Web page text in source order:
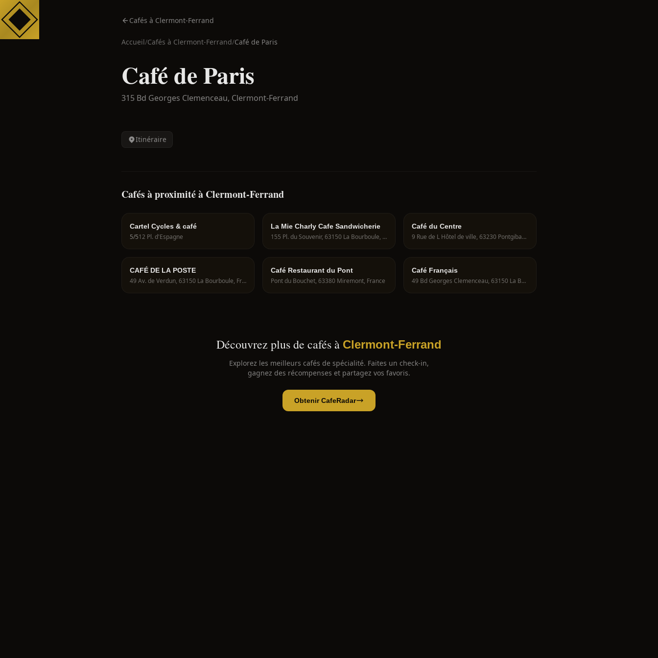
Cafés à Clermont-Ferrand
Accueil/Cafés à Clermont-Ferrand/Café de Paris
Café de Paris
315 Bd Georges Clemenceau, Clermont-Ferrand
Itinéraire
Cafés à proximité à Clermont-Ferrand
Cartel Cycles & café
5/512 Pl. d'Espagne
La Mie Charly Cafe Sandwicherie
155 Pl. du Souvenir, 63150 La Bourboule, France
Café du Centre
9 Rue de L Hôtel de ville, 63230 Pontgibaud, France
CAFÉ DE LA POSTE
49 Av. de Verdun, 63150 La Bourboule, France
Café Restaurant du Pont
Pont du Bouchet, 63380 Miremont, France
Café Français
49 Bd Georges Clemenceau, 63150 La Bourboule, France
Découvrez plus de cafés à Clermont-Ferrand
Explorez les meilleurs cafés de spécialité. Faites un check-in,
gagnez des récompenses et partagez vos favoris.
Obtenir CafeRadar